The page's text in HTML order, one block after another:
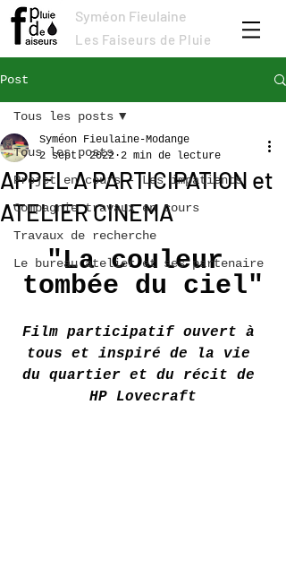
Les Faiseurs de Pluie
Syméon Fieulaine
Post
Tous les posts
Projet en cours - Les impatients
Compagnie travaux en cours
Travaux de recherche
Le bureau atelier et ses partenaire
Tous les posts
APPEL A PARTICIPATION et
ATELIER CINEMA
Syméon Fieulaine-Modange
2 sept. 2022 2 min de lecture
"La couleur
tombée du ciel"
Film participatif ouvert à
tous et inspiré de la vie
du quartier et du récit de
HP Lovecraft